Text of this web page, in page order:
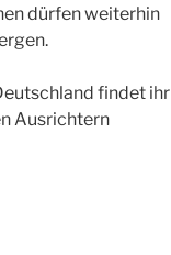
dürfen weiterhin
findet ihr
Ausrichtern